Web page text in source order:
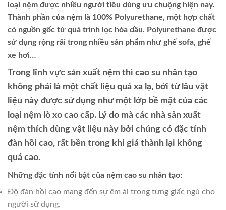
loại nệm được nhiều người tiêu dùng ưu chuộng hiện nay.
Thành phần của nệm là 100% Polyurethane, một hợp chất
có nguồn gốc từ quá trình lọc hóa dầu. Polyurethane được
sử dụng rộng rãi trong nhiều sản phẩm như ghế sofa, ghế
xe hơi…
Trong lĩnh vực sản xuất nệm thì cao su nhân tạo
không phải là một chất liệu quá xa lạ, bởi từ lâu vật
liệu này được sử dụng như một lớp bề mặt của các
loại nệm lò xo cao cấp. Lý do mà các nhà sản xuất
nệm thích dùng vật liệu này bởi chúng có đặc tính
đàn hồi cao, rất bền trong khi giá thành lại không
quá cao.
Những đặc tính nổi bật của nệm cao su nhân tạo:
Độ đàn hồi cao mang đến sự êm ái trong từng giấc ngủ cho
người sử dụng.